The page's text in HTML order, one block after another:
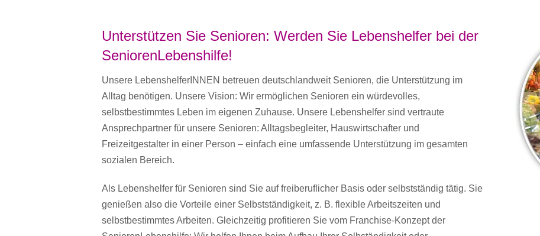
Unterstützen Sie Senioren: Werden Sie Lebenshelfer bei der
SeniorenLebenshilfe!
Unsere LebenshelferINNEN betreuen deutschlandweit Senioren, die Unterstützung im
Alltag benötigen. Unsere Vision: Wir ermöglichen Senioren ein würdevolles,
selbstbestimmtes Leben im eigenen Zuhause. Unsere Lebenshelfer sind vertraute
Ansprechpartner für unsere Senioren: Alltagsbegleiter, Hauswirtschafter und
Freizeitgestalter in einer Person – einfach eine umfassende Unterstützung im gesamten
sozialen Bereich.
Als Lebenshelfer für Senioren sind Sie auf freiberuflicher Basis oder selbstständig tätig. Sie
genießen also die Vorteile einer Selbstständigkeit, z. B. flexible Arbeitszeiten und
selbstbestimmtes Arbeiten. Gleichzeitig profitieren Sie vom Franchise-Konzept der